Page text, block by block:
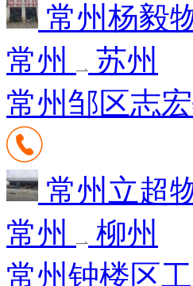
常州杨毅
常州
苏州
常州邹区志
常州立超
常州
柳州
常州钟楼区